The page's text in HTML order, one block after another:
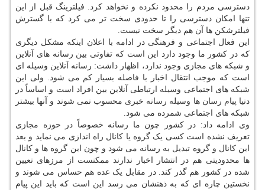
دسترسی مردم را محدود نکرده و نخواهد کرد. فیلترینگ قبل از این
تنها امکان دسترسی را تا حدودی سخت تر می کرد که با گسترش
فیلترشکن ها آن هم دیگر سخت نیست.
این فعال اجتماعی و فرهنگی در ادامه با اعلان اینکه مشکل دیگری
که در کشور ما وجود دارد این است که تفاوتی بین رسانه های آنلاین
و شبکه های مجازی وجود ندارد، اظهار داشت: رسانه آنلاین وسیله ای
است که موجب انتقال اخبار با فاصله بسیار کم می شود. ولی این
شبکه های اجتماعی وسیله ارتباطی آنلاین بین افراد است و اساساً در
دنیا پیام رسان ها وسیله رسانه خبری محسوب نمی شوند و آنها بیشتر
شبکه های اجتماعی شمرده می شود.
وی ادامه داد: در کشور چون ما رسانه خصوصاً در حوزه مجازی
تعریف نشده است کسی یک گروه یا کانال راه اندازی می نماید و بعد
این کانال و گروه تبدیل به رسانه می شود و چون این گروه ها و کانال
ها محدودیتی هم در انتشار اخبار ندارند ممکنست از مرزهای تعیین
شده در کشور هم گذر کند. در مقابل یک عده هم حساس می شوند و
نخستین چاره ای که به ذهنشان می رسد این است که باید این پیام